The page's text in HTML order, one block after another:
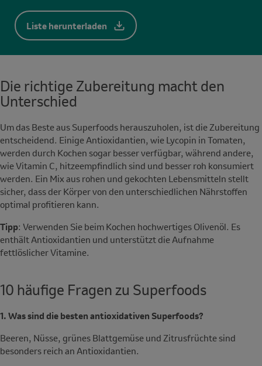
Liste herunterladen
Die richtige Zubereitung macht den
Unterschied
Um das Beste aus Superfoods herauszuholen, ist die Zubereitung
entscheidend. Einige Antioxidantien, wie Lycopin in Tomaten,
werden durch Kochen sogar besser verfügbar, während andere,
wie Vitamin C, hitzeempfindlich sind und besser roh konsumiert
werden. Ein Mix aus rohen und gekochten Lebensmitteln stellt
sicher, dass der Körper von den unterschiedlichen Nährstoffen
optimal profitieren kann.
Tipp: Verwenden Sie beim Kochen hochwertiges Olivenöl. Es
enthält Antioxidantien und unterstützt die Aufnahme
fettlöslicher Vitamine.
10 häufige Fragen zu Superfoods
1. Was sind die besten antioxidativen Superfoods?
Beeren, Nüsse, grünes Blattgemüse und Zitrusfrüchte sind
besonders reich an Antioxidantien.